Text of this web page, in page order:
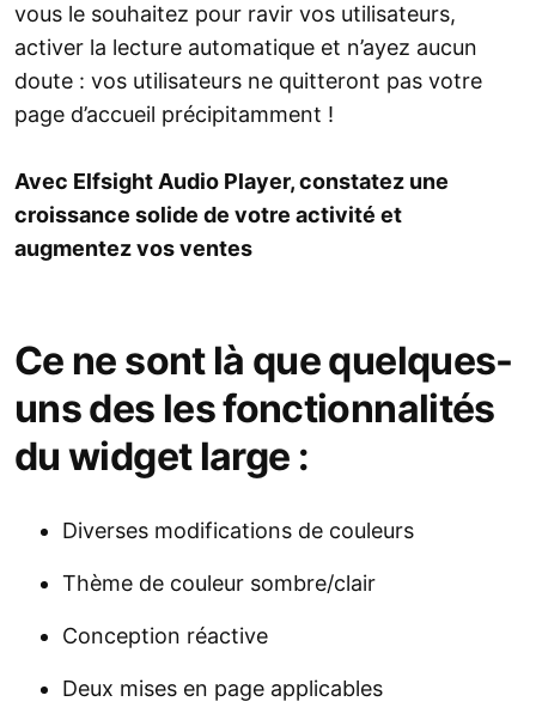
vous le souhaitez pour ravir vos utilisateurs,
activer la lecture automatique et n’ayez aucun
doute : vos utilisateurs ne quitteront pas votre
page d’accueil précipitamment !
Avec Elfsight Audio Player, constatez une
croissance solide de votre activité et
augmentez vos ventes
Ce ne sont là que quelques-
uns des les fonctionnalités
du widget large :
Diverses modifications de couleurs
Thème de couleur sombre/clair
Conception réactive
Deux mises en page applicables